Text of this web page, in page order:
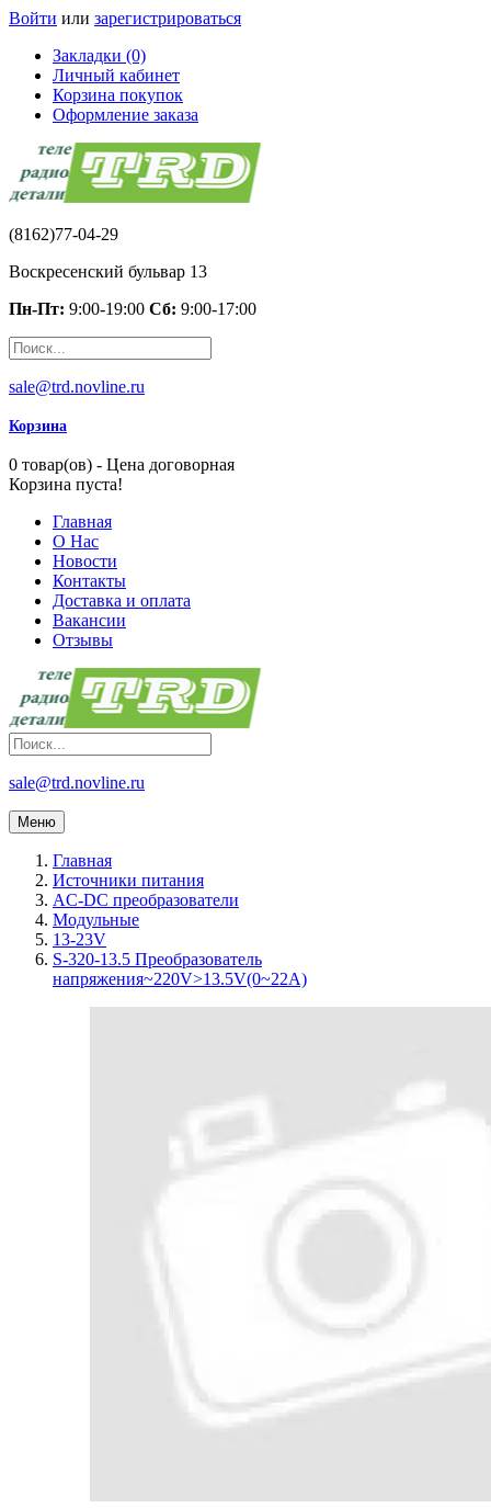
Войти или зарегистрироваться
Закладки (0)
Личный кабинет
Корзина покупок
Оформление заказа
(8162)77-04-29
Воскресенский бульвар 13
Пн-Пт: 9:00-19:00 Сб: 9:00-17:00
sale@trd.novline.ru
Корзина
0 товар(ов) - Цена договорная
Корзина пуста!
Главная
О Нас
Новости
Контакты
Доставка и оплата
Вакансии
Отзывы
sale@trd.novline.ru
Меню
Главная
Источники питания
AC-DC преобразователи
Модульные
13-23V
S-320-13.5 Преобразователь
напряжения~220V>13.5V(0~22A)